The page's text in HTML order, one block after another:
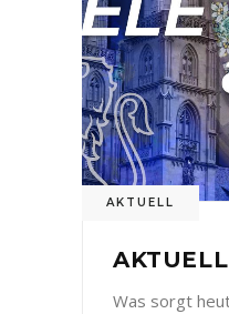
AKTUELL
Was sorgt